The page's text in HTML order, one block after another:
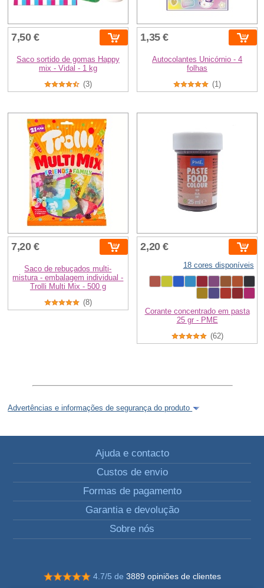
7,50 €
Saco sortido de gomas Happy
mix - Vidal - 1 kg
(3)
1,35 €
Autocolantes Unicórnio - 4
folhas
(1)
7,20 €
Saco de rebuçados multi-
mistura - embalagem individual -
Trolli Multi Mix - 500 g
(8)
2,20 €
18 cores disponíveis
Corante concentrado em pasta
25 gr - PME
(62)
Advertências e informações de segurança do produto
Ajuda e contacto
Custos de envio
Formas de pagamento
Garantia e devolução
Sobre nós
4.7/5 de 3889 opiniões de clientes